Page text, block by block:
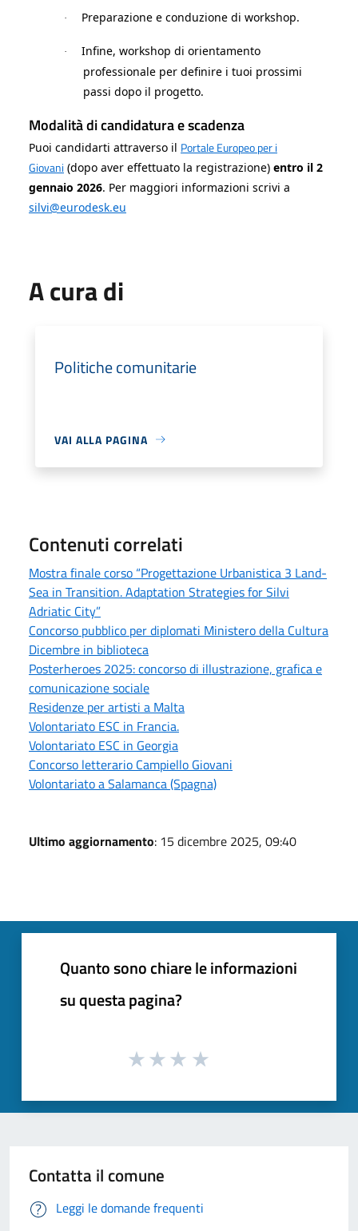
· Preparazione e conduzione di workshop.
·
Infine, workshop di orientamento
professionale per definire i tuoi prossimi
passi dopo il progetto.
Modalità di candidatura e scadenza
Puoi candidarti attraverso il Portale Europeo per i
Giovani (dopo aver effettuato la registrazione) entro il 2
gennaio 2026. Per maggiori informazioni scrivi a
silvi@eurodesk.eu
A cura di
Politiche comunitarie
VAI ALLA PAGINA
Contenuti correlati
Mostra finale corso “Progettazione Urbanistica 3 Land-
Sea in Transition. Adaptation Strategies for Silvi
Adriatic City”
Concorso pubblico per diplomati Ministero della Cultura
Dicembre in biblioteca
Posterheroes 2025: concorso di illustrazione, grafica e
comunicazione sociale
Residenze per artisti a Malta
Volontariato ESC in Francia.
Volontariato ESC in Georgia
Concorso letterario Campiello Giovani
Volontariato a Salamanca (Spagna)
Ultimo aggiornamento: 15 dicembre 2025, 09:40
Quanto sono chiare le informazioni
su questa pagina?
Contatta il comune
Leggi le domande frequenti